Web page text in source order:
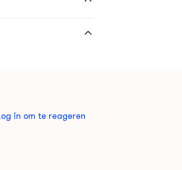
in om te reageren